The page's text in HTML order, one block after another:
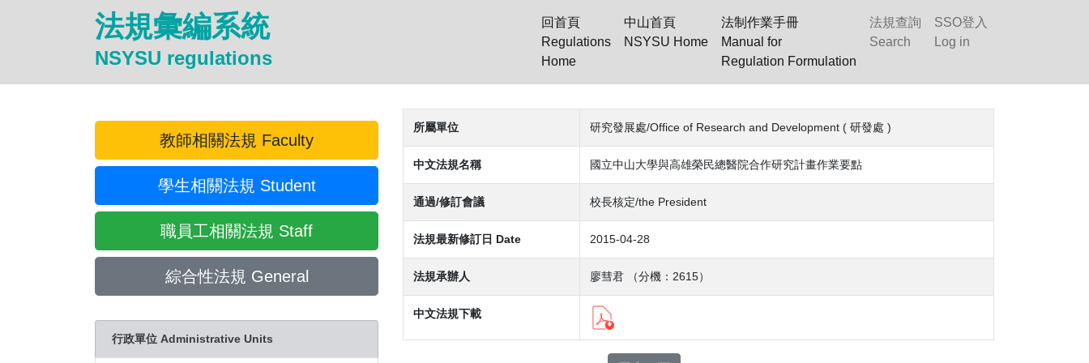
法規彙編系統
NSYSU regulations
回首頁
Regulations
Home
中山首頁
NSYSU Home
法制作業手冊
Manual for
Regulation Formulation
法規查詢
Search
SSO登入
Log in
教師相關法規 Faculty
學生相關法規 Student
職員工相關法規 Staff
綜合性法規 General
行政單位 Administrative Units
所屬單位 研究發展處/Office of Research and Development ( 研發處 )
中文法規名稱 國立中山大學與高雄榮民總醫院合作研究計畫作業要點
通過/修訂會議 校長核定/the President
法規最新修訂日 Date 2015-04-28
法規承辦人 廖彗君 （分機：2615）
中文法規下載